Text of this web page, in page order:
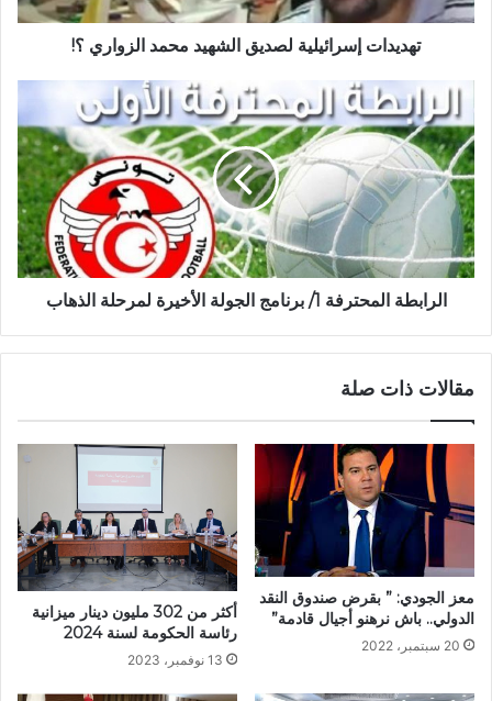
تهديدات إسرائيلية لصديق الشهيد محمد الزواري ؟!
الرابطة المحترفة 1/ برنامج الجولة الأخيرة لمرحلة الذهاب
مقالات ذات صلة
معز الجودي: ” بقرض صندوق النقد
الدولي.. باش نرهنو أجيال قادمة”
20 سبتمبر، 2022
أكثر من 302 مليون دينار ميزانية
رئاسة الحكومة لسنة 2024
13 نوفمبر، 2023